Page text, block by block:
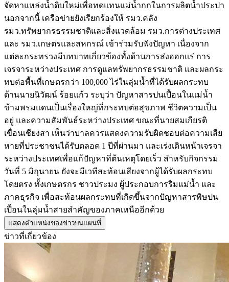
จัดหาแหล่งน้ำดิบใหม่เพื่อทดแทนแม่น้ำกกในการผลิตน้ำประปา
นอกจากนี้ เครือข่ายยังเรียกร้องให้ รมว.คลัง
รมว.ทรัพยากรธรรมชาติและสิ่งแวดล้อม รมว.การต่างประเทศ
และ รมว.เกษตรและสหกรณ์ เข้าร่วมรับฟังปัญหา เนื่องจาก
แต่ละกระทรวงมีบทบาทเกี่ยวข้องทั้งด้านการส่งออกแร่ การ
เจรจาระหว่างประเทศ การดูแลทรัพยากรธรรมชาติ และผลกระ
ทบต่อพื้นที่เกษตรกว่า 100,000 ไร่ในลุ่มน้ำที่ได้รับผลกระทบ
ด้านนายนิวัฒน์ ร้อยแก้ว ระบุว่า ปัญหาสารปนเปื้อนในแม่น้ำ
ข้ามพรมแดนเป็นเรื่องใหญ่ที่กระทบต่อสุขภาพ ชีวิตความเป็น
อยู่ และความสัมพันธ์ระหว่างประเทศ ขณะที่นายสมเกียรติ
เขื่อนเชียงสา เห็นว่าบาลควรแสดงความรับผิดชอบต่อความเสีย
หายที่ประชาชนได้รับตลอด 1 ปีที่ผ่านมา และเร่งเดินหน้าเจรจา
ระหว่างประเทศเพื่อแก้ปัญหาที่ต้นเหตุโดยเร็ว สำหรับกิจกรรม
วันที่ 5 มิถุนายน ยังจะมีเวทีสะท้อนเสียงจากผู้ได้รับผลกระทบ
โดยตรง ทั้งเกษตรกร ชาวประมง ผู้ประกอบการริมแม่น้ำ และ
ภาคธุรกิจ เพื่อสะท้อนผลกระทบที่เกิดขึ้นจากปัญหาสารพิษปน
เปื้อนในลุ่มน้ำสายสำคัญของภาคเหนืออีกด้วย
แสดงตำแหน่งของข่าวบนแผนที่
ข่าวที่เกี่ยวข้อง